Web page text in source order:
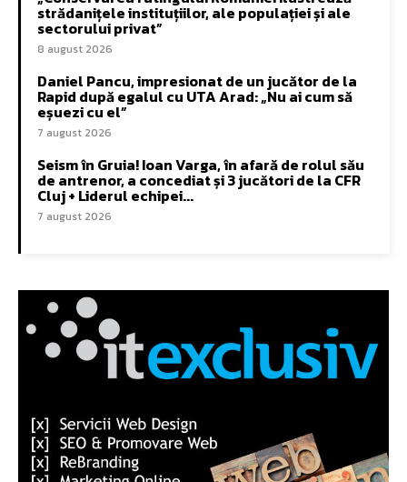
strădanițele instituțiilor, ale populației și ale
sectorului privat”
8 august 2026
Daniel Pancu, impresionat de un jucător de la
Rapid după egalul cu UTA Arad: „Nu ai cum să
eșuezi cu el”
7 august 2026
Seism în Gruia! Ioan Varga, în afară de rolul său
de antrenor, a concediat și 3 jucători de la CFR
Cluj + Liderul echipei...
7 august 2026